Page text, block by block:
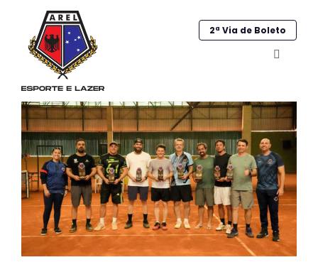
conteúdo
2ª Via de Boleto
Alternar
Home
Institucional
Galeria
Esportes
Sociocultural